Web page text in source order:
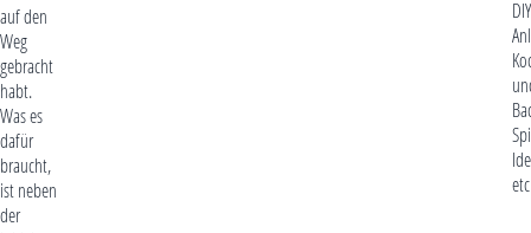
auf den
Weg
gebracht
habt.
Was es
dafür
braucht,
ist neben
der
DIY